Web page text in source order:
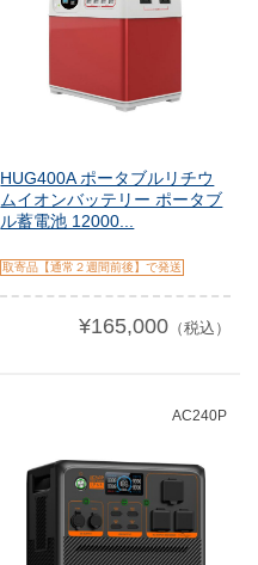
HUG400A ポータブルリチウ
ムイオンバッテリー ポータブ
ル蓄電池 12000...
取寄品【通常２週間前後】で発送
¥165,000（税込）
AC240P